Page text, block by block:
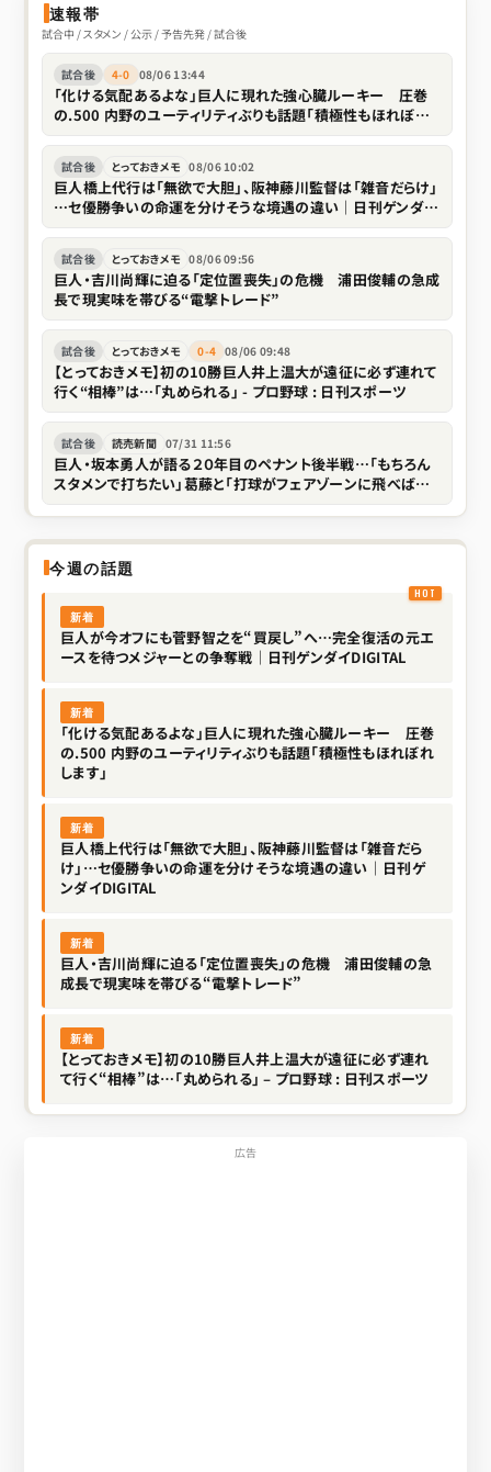
速報帯
試合中 / スタメン / 公示 / 予告先発 / 試合後
試合後 4-0 08/06 13:44
「化ける気配あるよな」巨人に現れた強心臓ルーキー 圧巻
の.500 内野のユーティリティぶりも話題「積極性もほれぼれ
試合後 とっておきメモ 08/06 10:02
巨人橋上代行は「無欲で大胆」、阪神藤川監督は「雑音だらけ」
…セ優勝争いの命運を分けそうな境遇の違い｜日刊ゲンダイ
試合後 とっておきメモ 08/06 09:56
巨人・吉川尚輝に迫る「定位置喪失」の危機 浦田俊輔の急成
長で現実味を帯びる“電撃トレード”
試合後 とっておきメモ 0-4 08/06 09:48
【とっておきメモ】初の10勝巨人井上温大が遠征に必ず連れて
行く“相棒”は…「丸められる」 - プロ野球 : 日刊スポーツ
試合後 読売新聞 07/31 11:56
巨人・坂本勇人が語る２０年目のペナント後半戦…「もちろん
スタメンで打ちたい」葛藤と「打球がフェアゾーンに飛べばい
今週の話題
新着
巨人が今オフにも菅野智之を“買戻し”へ…完全復活の元エ
ースを待つメジャーとの争奪戦｜日刊ゲンダイDIGITAL
新着
「化ける気配あるよな」巨人に現れた強心臓ルーキー 圧巻
の.500 内野のユーティリティぶりも話題「積極性もほれぼれ
します」
新着
巨人橋上代行は「無欲で大胆」、阪神藤川監督は「雑音だら
け」…セ優勝争いの命運を分けそうな境遇の違い｜日刊ゲ
ンダイDIGITAL
新着
巨人・吉川尚輝に迫る「定位置喪失」の危機 浦田俊輔の急
成長で現実味を帯びる“電撃トレード”
新着
【とっておきメモ】初の10勝巨人井上温大が遠征に必ず連れ
て行く“相棒”は…「丸められる」 – プロ野球 : 日刊スポーツ
広告